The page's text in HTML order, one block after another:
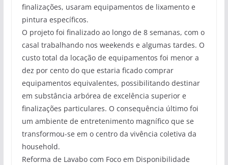
finalizações, usaram equipamentos de lixamento e
pintura específicos.
O projeto foi finalizado ao longo de 8 semanas, com o
casal trabalhando nos weekends e algumas tardes. O
custo total da locação de equipamentos foi menor a
dez por cento do que estaria ficado comprar
equipamentos equivalentes, possibilitando destinar
em substância arbórea de excelência superior e
finalizações particulares. O consequência último foi
um ambiente de entretenimento magnífico que se
transformou-se em o centro da vivência coletiva da
household.
Reforma de Lavabo com Foco em Disponibilidade